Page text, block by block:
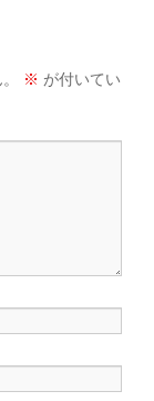
※ が付いてい